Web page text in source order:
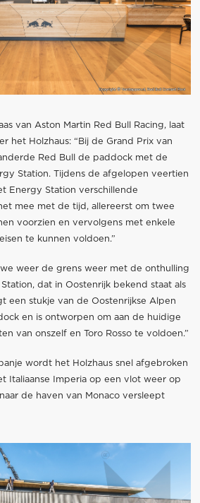
van Aston Martin Red Bull Racing, laat
het Holzhaus: “Bij de Grand Prix van
Red Bull de paddock met de
Station. Tijdens de afgelopen veertien
Energy Station verschillende
mee met de tijd, allereerst om twee
voorzien en vervolgens met enkele
te kunnen voldoen.”
weer de grens weer met de onthulling
dat in Oostenrijk bekend staat als
een stukje van de Oostenrijkse Alpen
en is ontworpen om aan de huidige
van onszelf en Toro Rosso te voldoen.”
wordt het Holzhaus snel afgebroken
Italiaanse Imperia op een vlot weer op
de haven van Monaco versleept